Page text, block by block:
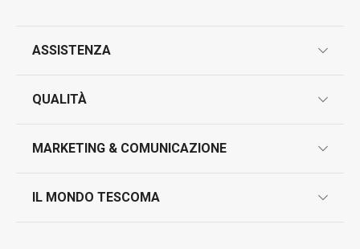
ASSISTENZA
contatti
QUALITÀ
test sui prodotti
MARKETING & COMUNICAZIONE
IL MONDO TESCOMA